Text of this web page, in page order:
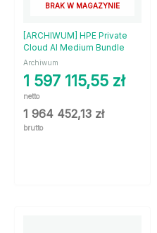
BRAK W MAGAZYNIE
[ARCHIWUM] HPE Private
Cloud AI Medium Bundle
Archiwum
1 597 115,55 zł
netto
1 964 452,13 zł
brutto